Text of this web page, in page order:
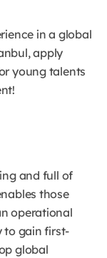
in a global
apply
young talents
and full of
those
operational
to gain first-
global